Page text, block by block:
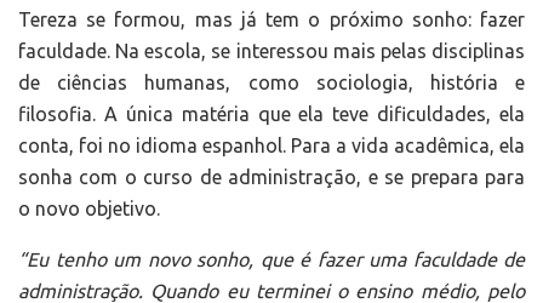
Tereza se formou, mas já tem o próximo sonho: fazer
faculdade. Na escola, se interessou mais pelas disciplinas
de ciências humanas, como sociologia, história e
filosofia. A única matéria que ela teve dificuldades, ela
conta, foi no idioma espanhol. Para a vida acadêmica, ela
sonha com o curso de administração, e se prepara para
o novo objetivo.
“Eu tenho um novo sonho, que é fazer uma faculdade de
administração. Quando eu terminei o ensino médio, pelo